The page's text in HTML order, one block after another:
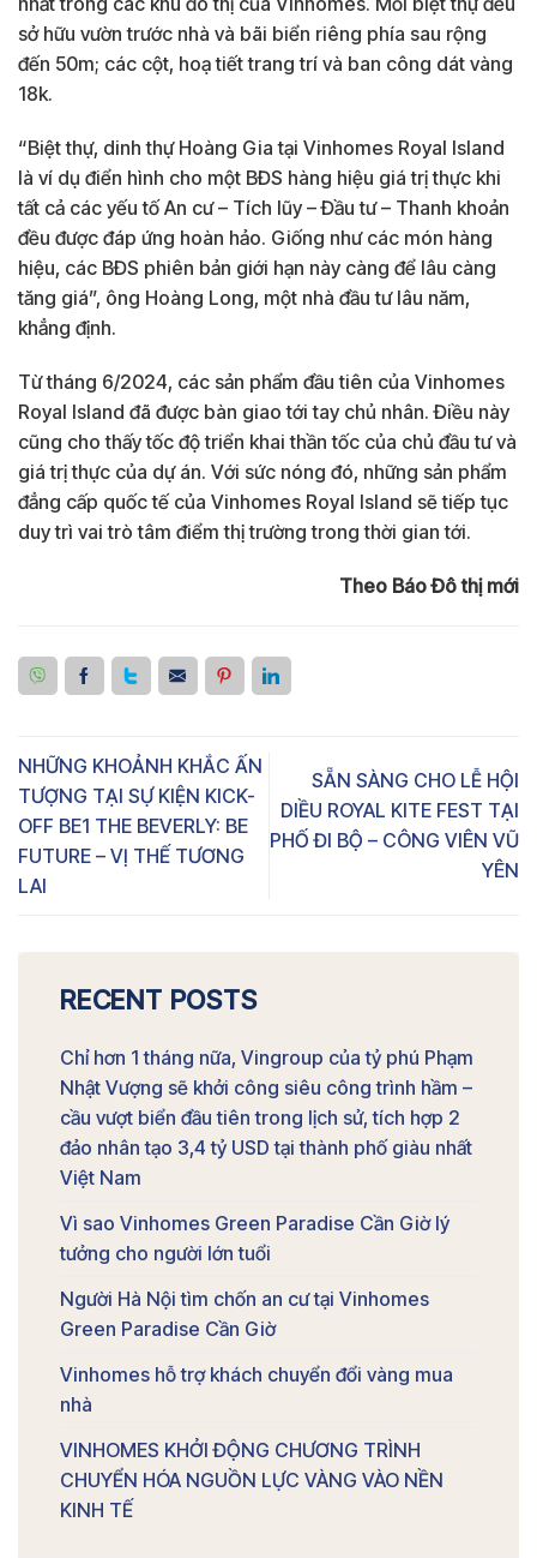
sở hữu vườn trước nhà và bãi biển riêng phía sau rộng
đến 50m; các cột, hoạ tiết trang trí và ban công dát vàng
18k.
“Biệt thự, dinh thự Hoàng Gia tại Vinhomes Royal Island
là ví dụ điển hình cho một BĐS hàng hiệu giá trị thực khi
tất cả các yếu tố An cư – Tích lũy – Đầu tư – Thanh khoản
đều được đáp ứng hoàn hảo. Giống như các món hàng
hiệu, các BĐS phiên bản giới hạn này càng để lâu càng
tăng giá”, ông Hoàng Long, một nhà đầu tư lâu năm,
khẳng định.
Từ tháng 6/2024, các sản phẩm đầu tiên của Vinhomes
Royal Island đã được bàn giao tới tay chủ nhân. Điều này
cũng cho thấy tốc độ triển khai thần tốc của chủ đầu tư và
giá trị thực của dự án. Với sức nóng đó, những sản phẩm
đẳng cấp quốc tế của Vinhomes Royal Island sẽ tiếp tục
duy trì vai trò tâm điểm thị trường trong thời gian tới.
Theo Báo Đô thị mới
NHỮNG KHOẢNH KHẮC ẤN
TƯỢNG TẠI SỰ KIỆN KICK-
OFF BE1 THE BEVERLY: BE
FUTURE – VỊ THẾ TƯƠNG
LAI
SẴN SÀNG CHO LỄ HỘI
DIỀU ROYAL KITE FEST TẠI
PHỐ ĐI BỘ – CÔNG VIÊN VŨ
YÊN
RECENT POSTS
Chỉ hơn 1 tháng nữa, Vingroup của tỷ phú Phạm
Nhật Vượng sẽ khởi công siêu công trình hầm –
cầu vượt biển đầu tiên trong lịch sử, tích hợp 2
đảo nhân tạo 3,4 tỷ USD tại thành phố giàu nhất
Việt Nam
Vì sao Vinhomes Green Paradise Cần Giờ lý
tưởng cho người lớn tuổi
Người Hà Nội tìm chốn an cư tại Vinhomes
Green Paradise Cần Giờ
Vinhomes hỗ trợ khách chuyển đổi vàng mua
nhà
VINHOMES KHỞI ĐỘNG CHƯƠNG TRÌNH
CHUYỂN HÓA NGUỒN LỰC VÀNG VÀO NỀN
KINH TẾ